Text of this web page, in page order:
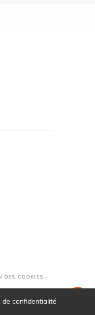
DES COOKIES -
de confidentialité